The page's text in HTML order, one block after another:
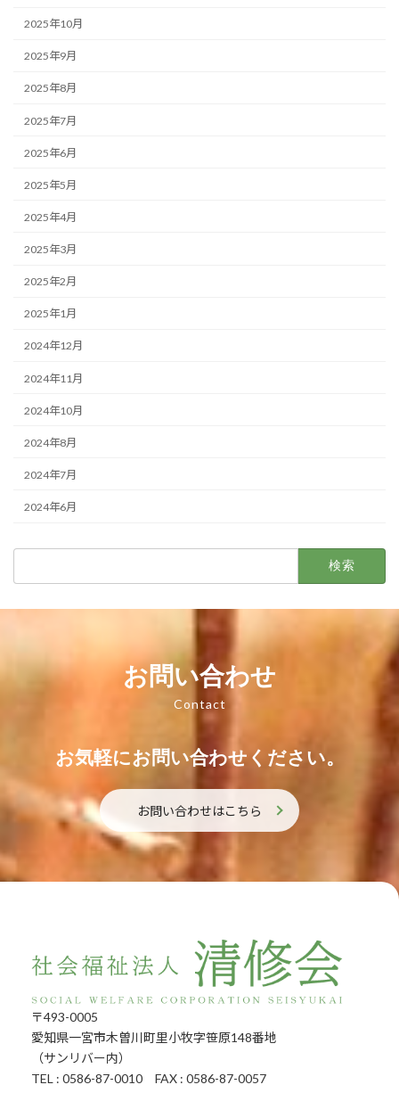
2025年10月
2025年9月
2025年8月
2025年7月
2025年6月
2025年5月
2025年4月
2025年3月
2025年2月
2025年1月
2024年12月
2024年11月
2024年10月
2024年8月
2024年7月
2024年6月
お問い合わせ
Contact
お気軽にお問い合わせください。
お問い合わせはこちら
〒493-0005
愛知県一宮市木曽川町里小牧字笹原148番地
（サンリバー内）
TEL : 0586-87-0010 FAX : 0586-87-0057